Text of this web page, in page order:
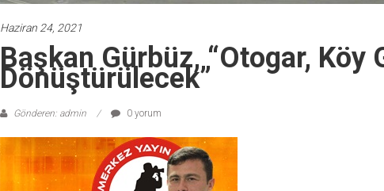
Haziran 24, 2021
Başkan Gürbüz, “Otogar, Köy
Dönüştürülecek”
Gönderen: admin 0 yorum